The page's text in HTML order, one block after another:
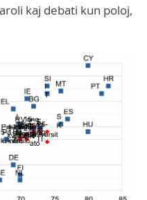
kaj debati kun poloj,